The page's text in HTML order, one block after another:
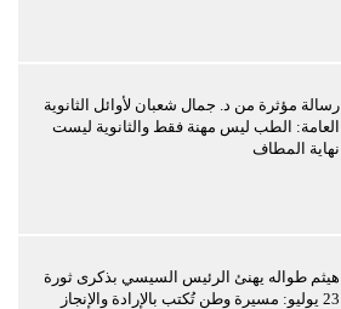
رسالة مؤثرة من د. جمال شعبان لأوائل الثانوية
العامة: الطب ليس مهنة فقط والثانوية ليست
نهاية المطاف
هيثم طواله يهنئ الرئيس السيسي بذكرى ثورة
23 يوليو: مسيرة وطن تُكتب بالإرادة والإنجاز